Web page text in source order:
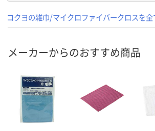
コクヨの雑巾/マイクロファイバークロスを全
メーカーからのおすすめ商品